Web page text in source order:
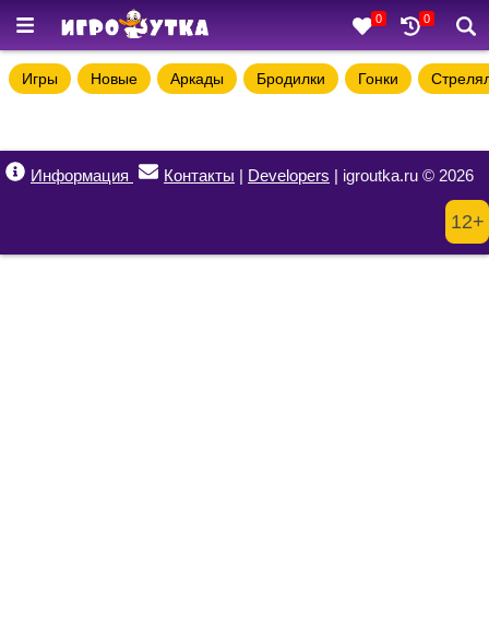
0 0
Игры Новые Аркады Бродилки Гонки
Информация Контакты | Developers | igroutka.ru © 2026
12+